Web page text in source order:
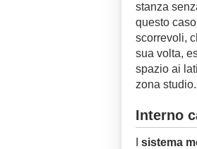
stanza
questo
scorrevoli,
sua volta,
spazio ai
zona studio.
Interno
sistema